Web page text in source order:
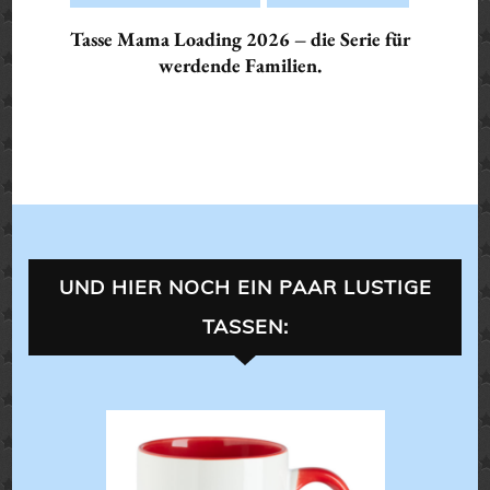
Tasse Mama Loading 2026 – die Serie für
werdende Familien.
UND HIER NOCH EIN PAAR LUSTIGE
TASSEN: